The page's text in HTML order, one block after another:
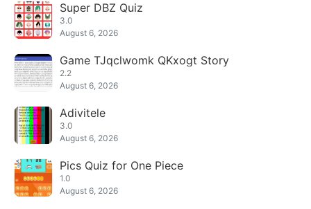
Super DBZ Quiz
3.0
August 6, 2026
Game TJqclwomk QKxogt Story
2.2
August 6, 2026
Adivitele
3.0
August 6, 2026
Pics Quiz for One Piece
1.0
August 6, 2026